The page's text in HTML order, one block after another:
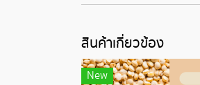
สินค้าเกี่ยวข้อง
New